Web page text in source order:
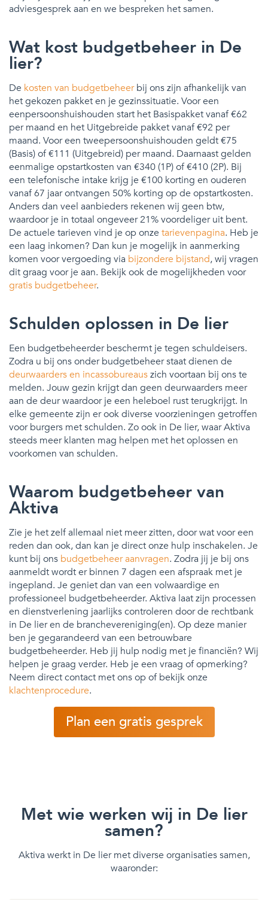
adviesgesprek aan en we bespreken het samen.
Wat kost budgetbeheer in De
lier?
De kosten van budgetbeheerbij ons zijn afhankelijk van
het gekozen pakket en je gezinssituatie. Voor een
eenpersoonshuishouden start het Basispakket vanaf €62
per maand en het Uitgebreide pakket vanaf €92 per
maand. Voor een tweepersoonshuishouden geldt €75
(Basis) of €111 (Uitgebreid) per maand. Daarnaast gelden
eenmalige opstartkosten van €340 (1P) of €410 (2P). Bij
een telefonische intake krijg je €100 korting en ouderen
vanaf 67 jaar ontvangen 50% korting op de opstartkosten.
Anders dan veel aanbieders rekenen wij geen btw,
waardoor je in totaal ongeveer 21% voordeliger uit bent.
De actuele tarieven vind je op onze tarievenpagina. Heb je
een laag inkomen? Dan kun je mogelijk in aanmerking
komen voor vergoeding via bijzondere bijstand, wij vragen
dit graag voor je aan. Bekijk ook de mogelijkheden voor
gratis budgetbeheer.
Schulden oplossen in De lier
Een budgetbeheerder beschermt je tegen schuldeisers.
Zodra u bij ons onder budgetbeheer staat dienen de
deurwaarders en incassobureauszich voortaan bij ons te
melden. Jouw gezin krijgt dan geen deurwaarders meer
aan de deur waardoor je een heleboel rust terugkrijgt. In
elke gemeente zijn er ook diverse voorzieningen getroffen
voor burgers met schulden. Zo ook in De lier, waar Aktiva
steeds meer klanten mag helpen met het oplossen en
voorkomen van schulden.
Waarom budgetbeheer van
Aktiva
Zie je het zelf allemaal niet meer zitten, door wat voor een
reden dan ook, dan kan je direct onze hulp inschakelen. Je
kunt bij ons budgetbeheer aanvragen. Zodra jij je bij ons
aanmeldt wordt er binnen 7 dagen een afspraak met je
ingepland. Je geniet dan van een volwaardige en
professioneel budgetbeheerder. Aktiva laat zijn processen
en dienstverlening jaarlijks controleren door de rechtbank
in De lier en de branchevereniging(en). Op deze manier
ben je gegarandeerd van een betrouwbare
budgetbeheerder. Heb jij hulp nodig met je financiën? Wij
helpen je graag verder. Heb je een vraag of opmerking?
Neem direct contact met ons op of bekijk onze
klachtenprocedure.
Plan een gratis gesprek
Met wie werken wij in De lier
samen?
Aktiva werkt in De lier met diverse organisaties samen,
waaronder: